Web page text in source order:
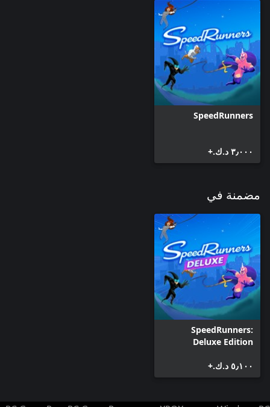
SpeedRunners
٣٫٠٠٠ د.ك.‏+
مضمنة في
SpeedRunners:
Deluxe Edition
٥٫١٠٠ د.ك.‏+